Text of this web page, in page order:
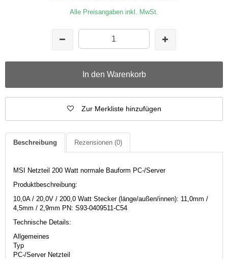
Alle Preisangaben inkl. MwSt.
In den Warenkorb
Zur Merkliste hinzufügen
Beschreibung Rezensionen (0)
MSI Netzteil 200 Watt normale Bauform PC-/Server
Produktbeschreibung:
10,0A / 20,0V / 200,0 Watt Stecker (länge/außen/innen): 11,0mm /
4,5mm / 2,9mm PN: S93-0409511-C54
Technische Details:
Allgemeines
Typ
PC-/Server Netzteil